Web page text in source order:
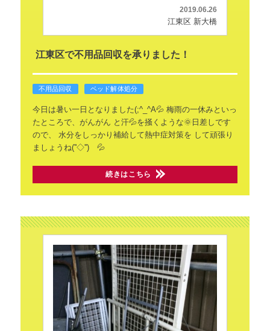
2019.06.26
江東区 新大橋
江東区で不用品回収を承りました！
不用品回収 ベッド解体処分
今日は暑い一日となりました(;^_^A💦梅雨の一休みといっ
たところで、がんがん と汗💦を掻くような🌞日差しです
ので、
水分をしっかり補給して熱中症対策を して頑張り
ましょうね(''◇'')ゞ💦
続きはこちら